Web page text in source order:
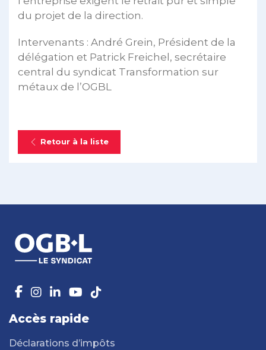
du projet de la direction.
Intervenants : André Grein, Président de la
délégation et Patrick Freichel, secrétaire
central du syndicat Transformation sur
métaux de l’OGBL
Retour à la liste
Accès rapide
Déclarations d’impôts